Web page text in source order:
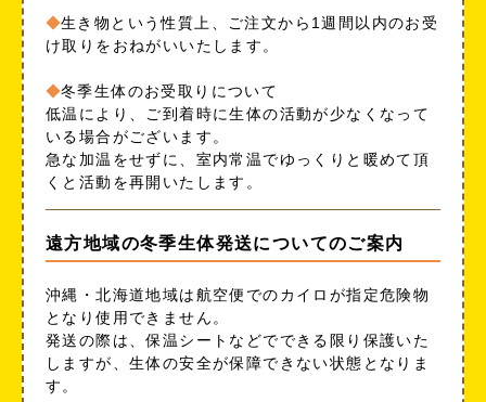
生き物という性質上、ご注文から1週間以内のお受
け取りをおねがいいたします。
冬季生体のお受取りについて
低温により、ご到着時に生体の活動が少なくなって
いる場合がございます。
急な加温をせずに、室内常温でゆっくりと暖めて頂
くと活動を再開いたします。
遠方地域の冬季生体発送についてのご案内
沖縄・北海道地域は航空便でのカイロが指定危険物
となり使用できません。
発送の際は、保温シートなどでできる限り保護いた
しますが、生体の安全が保障できない状態となりま
す。